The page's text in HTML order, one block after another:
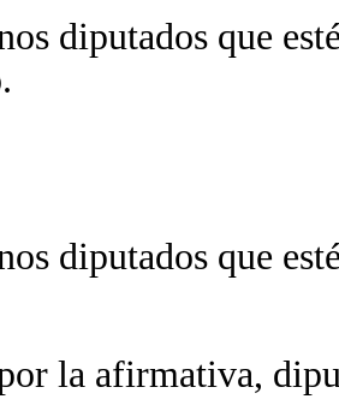
diputados que
diputados que
la afirmativa,